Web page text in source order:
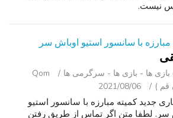
نیست.
مبارزه با سانسور استیو اوباش سر
بازی ها - بازی ها - سرگرمی ‌ها
Qom
قم )
2021/08/06
جدید کمیته مبارزه با سانسور استیو
سر. لطفا متن اگر تماس از طریق رفتن